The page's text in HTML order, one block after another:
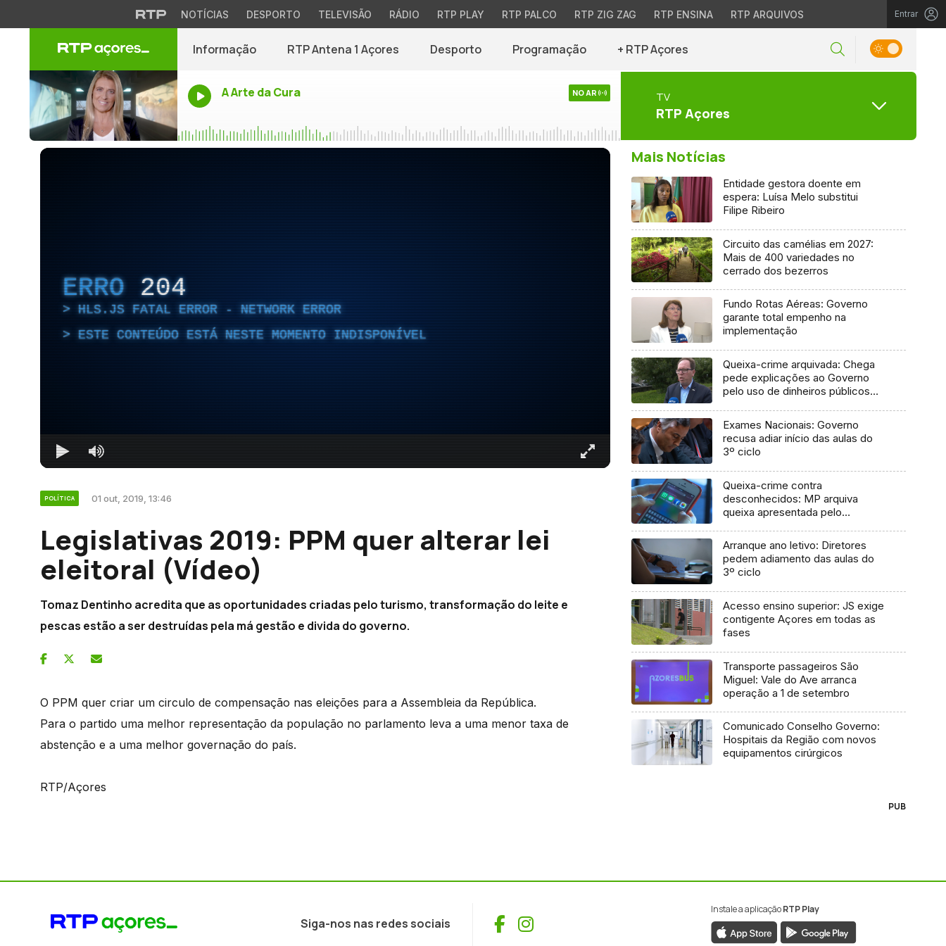
NOTÍCIAS DESPORTO TELEVISÃO RÁDIO RTP PLAY RTP PALCO RTP ZIG ZAG RTP ENSINA RTP ARQUIVOS Entrar
Informação RTP Antena 1 Açores Desporto Programação + RTP Açores
A Arte da Cura NO AR TV
RTP Açores
ERRO 204
HLS.JS FATAL ERROR - NETWORK ERROR
ESTE CONTEÚDO ESTÁ NESTE MOMENTO INDISPONÍVEL
POLÍTICA 01 out, 2019, 13:46
Legislativas 2019: PPM quer alterar lei
eleitoral (Vídeo)
Tomaz Dentinho acredita que as oportunidades criadas pelo turismo, transformação do leite e
pescas estão a ser destruídas pela má gestão e divida do governo.
O PPM quer criar um circulo de compensação nas eleições para a Assembleia da República.
Para o partido uma melhor representação da população no parlamento leva a uma menor taxa de
abstenção e a uma melhor governação do país.
RTP/Açores
Mais Notícias
Entidade gestora doente em
espera: Luísa Melo substitui
Filipe Ribeiro
Circuito das camélias em 2027:
Mais de 400 variedades no
cerrado dos bezerros
Fundo Rotas Aéreas: Governo
garante total empenho na
implementação
Queixa-crime arquivada: Chega
pede explicações ao Governo
pelo uso de dinheiros públicos
Exames Nacionais: Governo
recusa adiar início das aulas do
3º ciclo
Queixa-crime contra
desconhecidos: MP arquiva
queixa apresentada pelo
Arranque ano letivo: Diretores
pedem adiamento das aulas do
3º ciclo
Acesso ensino superior: JS exige
contigente Açores em todas as
fases
Transporte passageiros São
Miguel: Vale do Ave arranca
operação a 1 de setembro
Comunicado Conselho Governo:
Hospitais da Região com novos
equipamentos cirúrgicos
PUB
Siga-nos nas redes sociais Facebook
Instagram
Instale a aplicaçãoRTP Play